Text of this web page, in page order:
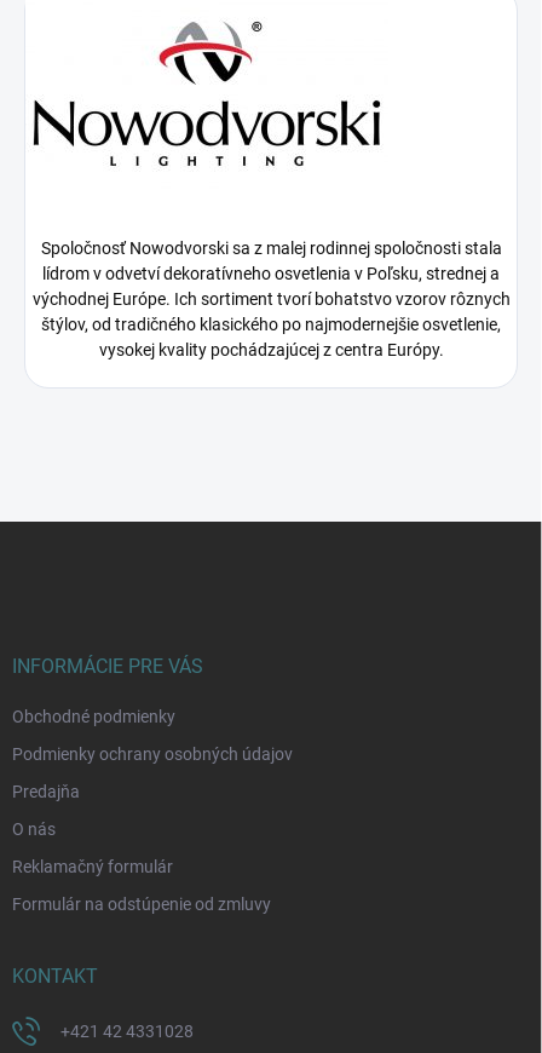
Spoločnosť Nowodvorski sa z malej rodinnej spoločnosti stala
lídrom v odvetví dekoratívneho osvetlenia v Poľsku, strednej a
východnej Európe. Ich sortiment tvorí bohatstvo vzorov rôznych
štýlov, od tradičného klasického po najmodernejšie osvetlenie,
vysokej kvality pochádzajúcej z centra Európy.
INFORMÁCIE PRE VÁS
Obchodné podmienky
Podmienky ochrany osobných údajov
Predajňa
O nás
Reklamačný formulár
Formulár na odstúpenie od zmluvy
KONTAKT
+421 42 4331028